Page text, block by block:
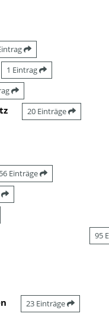
1 Eintrag
20 Einträge
Einträge
95
23 Einträge